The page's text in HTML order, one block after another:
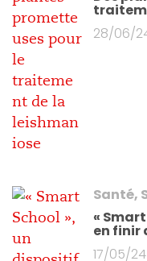
28/06/
Santé,
«
en finir
17/05/24